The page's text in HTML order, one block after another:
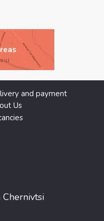
and payment
Us